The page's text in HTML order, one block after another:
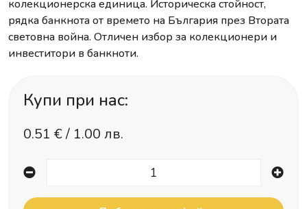
колекционерска единица. Историческа стойност,
рядка банкнота от времето на България през Втората
световна война. Отличен избор за колекционери и
инвеститори в банкноти.
Купи при нас:
0.51 € / 1.00 лв.